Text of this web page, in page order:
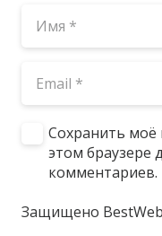
Сохранить моё
этом браузере
комментариев.
Защищено